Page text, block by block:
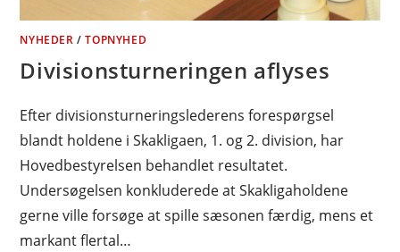
NYHEDER /TOPNYHED
Divisionsturneringen aflyses
Efter divisionsturneringslederens forespørgsel
blandt holdene i Skakligaen, 1. og 2. division, har
Hovedbestyrelsen behandlet resultatet.
Undersøgelsen konkluderede at Skakligaholdene
gerne ville forsøge at spille sæsonen færdig, mens et
markant flertal…